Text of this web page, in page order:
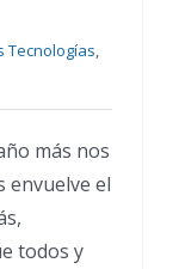
Tecnologías
más nos
envuelve el
todos y